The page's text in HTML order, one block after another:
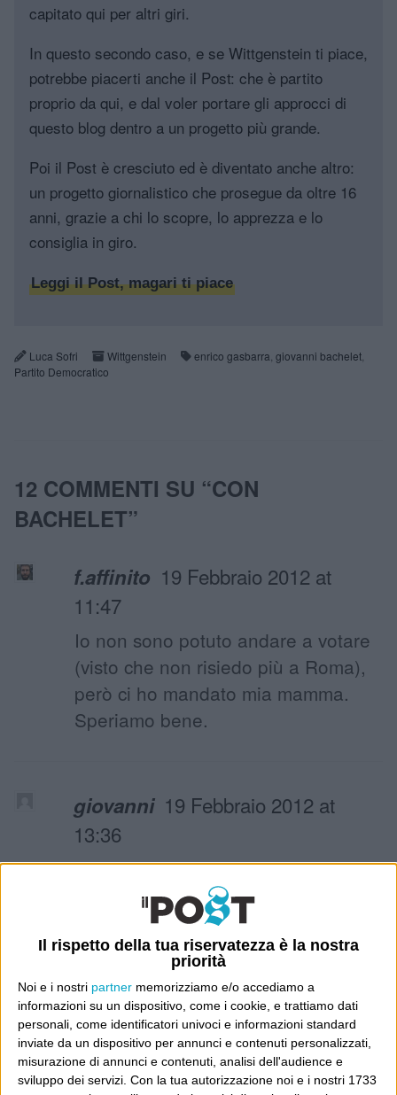
Il rispetto della tua riservatezza è la nostra
priorità
Noi e i nostri partner memorizziamo e/o accediamo a
informazioni su un dispositivo, come i cookie, e trattiamo dati
personali, come identificatori univoci e informazioni standard
inviate da un dispositivo per annunci e contenuti personalizzati,
misurazione di annunci e contenuti, analisi dell'audience e
sviluppo dei servizi. Con la tua autorizzazione noi e i nostri 1733
capitato qui per altri giri.
In questo secondo caso, e se Wittgenstein ti piace,
potrebbe piacerti anche il Post: che è partito
proprio da qui, e dal voler portare gli approcci di
questo blog dentro a un progetto più grande.
Poi il Post è cresciuto ed è diventato anche altro:
un progetto giornalistico che prosegue da oltre 16
anni, grazie a chi lo scopre, lo apprezza e lo
consiglia in giro.
Leggi il Post, magari ti piace
Luca Sofri Wittgenstein enrico gasbarra giovanni bachelet
Partito Democratico
12 COMMENTI SU “CON
BACHELET”
f.affinito 19 Febbraio 2012 at
11:47
Io non sono potuto andare a votare
(visto che non risiedo più a Roma),
però ci ho mandato mia mamma.
Speriamo bene.
giovanni 19 Febbraio 2012 at
13:36
Caro Luca Sofri, io aspetto sempre
una risposta. Posso sapere perché i
miei messaggi sul caso Goracci
vengono cassati dal POST?
Continuerò a domandarlo finché non
avrò una risposta, qualunque essa
sia.